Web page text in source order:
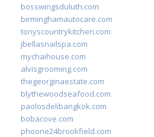
bosswingsduluth.com
birminghamautocare.com
tonyscountrykitchen.com
jbellasnailspa.com
mychaihouse.com
alvisgrooming.com
thegeorginaestate.com
blythewoodseafood.com
paolosdelibangkok.com
bobacove.com
phoone24brookfield.com